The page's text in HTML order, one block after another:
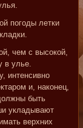
погоды летки
чем с высокой,
в улье.
интенсивно
и, наконец,
быть
укладывают
верхних